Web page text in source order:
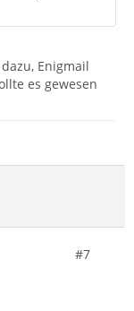
Enigmail
es gewesen
#7